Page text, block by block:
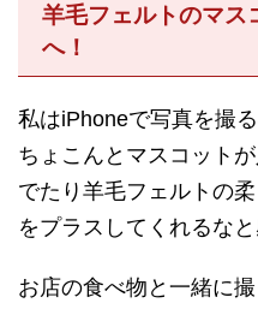
羊毛フェルトのマス
へ！
私はiPhoneで写真を撮
ちょこんとマスコット
でたり羊毛フェルトの
をプラスしてくれるなと
お店の食べ物と一緒に